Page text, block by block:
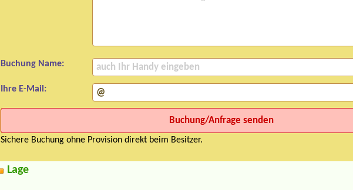
Buchung Name:
Ihre E-Mail:
Sichere Buchung ohne Provision direkt beim Besitzer.
Lage